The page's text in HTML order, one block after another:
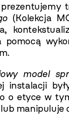
(Kolekcja
pomocą
model
instalacji
o etyce w